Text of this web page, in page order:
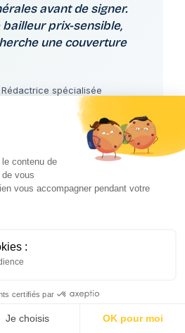
avant de signer.
bailleur prix-sensible,
une couverture
Rédactrice spécialisée
: ce que vivent
plateformes
l'indicateur le plus fiable
réelle d'un assureur. Sur
(avec un volume d'avis
contenu de
vous
vous accompagner pendant votre
:
certifiés par
Je choisis OK pour moi